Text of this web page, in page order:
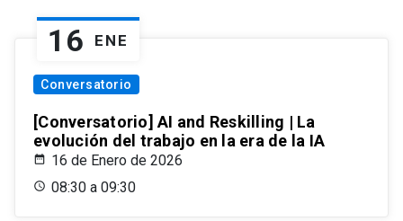
16 ENE
Conversatorio
[Conversatorio] AI and Reskilling | La
evolución del trabajo en la era de la IA
16 de Enero de 2026
08:30 a 09:30